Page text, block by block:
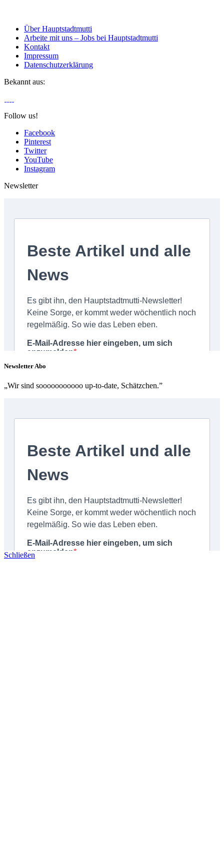
Über Hauptstadtmutti
Arbeite mit uns – Jobs bei Hauptstadtmutti
Kontakt
Impressum
Datenschutzerklärung
Bekannt aus:
Follow us!
Facebook
Pinterest
Twitter
YouTube
Instagram
Newsletter
Newsletter Abo
„Wir sind sooooooooooo up-to-date, Schätzchen.”
Schließen